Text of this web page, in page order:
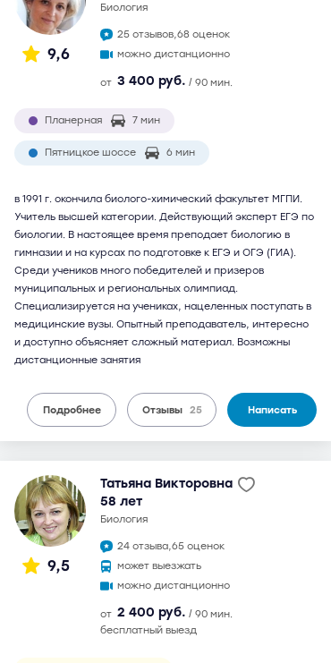
9,6
биология
25 отзывов,68 оценок
можно дистанционно
от 3 400 руб. / 90 мин.
Планерная 7 мин
Пятницкое шоссе 6 мин
в 1991 г. окончила биолого-химический факультет МГПИ.
Учитель высшей категории. Действующий эксперт ЕГЭ по
биологии. В настоящее время преподает биологию в
гимназии и на курсах по подготовке к ЕГЭ и ОГЭ (ГИА).
Среди учеников много победителей и призеров
муниципальных и региональных олимпиад.
Специализируется на учениках, нацеленных поступать в
медицинские вузы. Опытный преподаватель, интересно
и доступно объясняет сложный материал. Возможны
дистанционные занятия
Подробнее Отзывы 25 Написать
9,5
Татьяна Викторовна
58 лет
биология
24 отзыва,65 оценок
может выезжать
можно дистанционно
от 2 400 руб. / 90 мин.
бесплатный выезд